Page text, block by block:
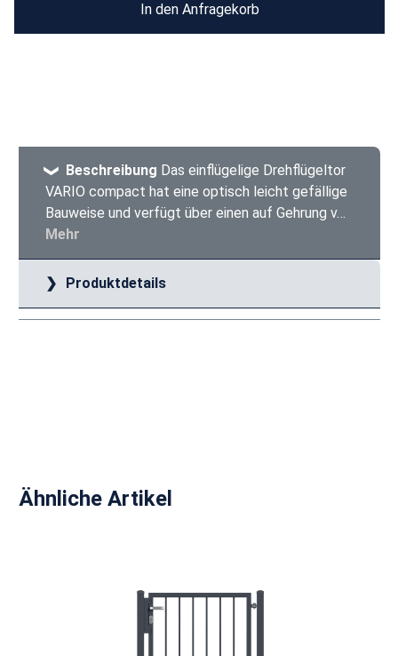
In den Anfragekorb
Beschreibung Das einflügelige Drehflügeltor
VARIO compact hat eine optisch leicht gefällige
Bauweise und verfügt über einen auf Gehrung v…
Mehr
Produktdetails
Produktgalerie überspringen
Ähnliche Artikel